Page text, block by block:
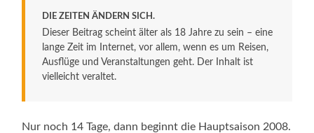
DIE ZEITEN ÄNDERN SICH.
Dieser Beitrag scheint älter als 18 Jahre zu sein – eine
lange Zeit im Internet, vor allem, wenn es um Reisen,
Ausflüge und Veranstaltungen geht. Der Inhalt ist
vielleicht veraltet.
Nur noch 14 Tage, dann beginnt die Hauptsaison 2008.